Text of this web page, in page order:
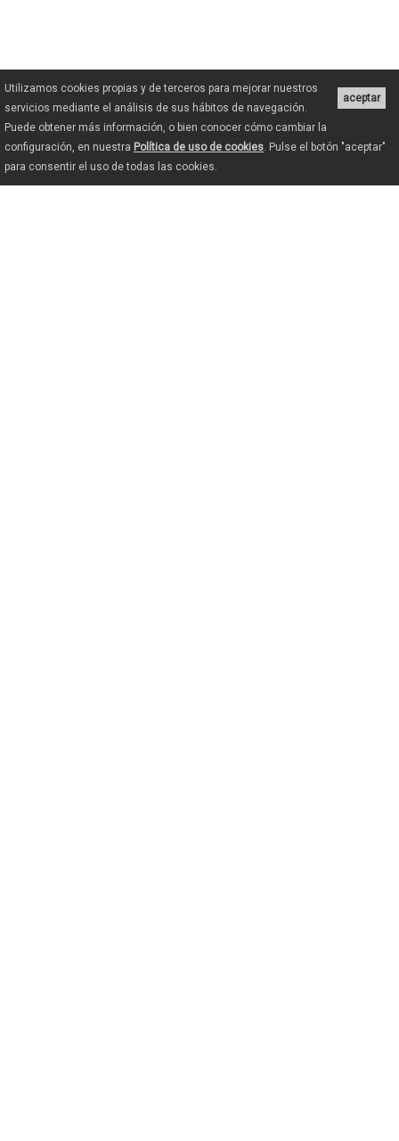
aceptar
Utilizamos cookies propias y de terceros para mejorar nuestros
servicios mediante el análisis de sus hábitos de navegación.
Puede obtener más información, o bien conocer cómo cambiar la
configuración, en nuestra Política de uso de cookies. Pulse el botón "aceptar"
para consentir el uso de todas las cookies.